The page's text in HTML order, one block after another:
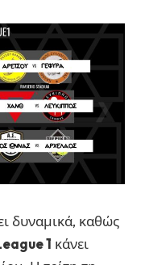
δυναμικά, καθώς
1 κάνει